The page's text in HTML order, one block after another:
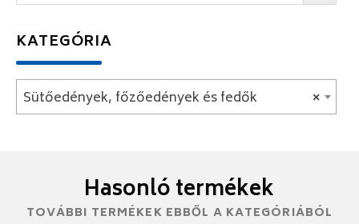
KATEGÓRIA
×
Sütőedények, főzőedények és fedők
Hasonló termékek
TOVÁBBI TERMÉKEK EBBŐL A KATEGÓRIÁBÓL